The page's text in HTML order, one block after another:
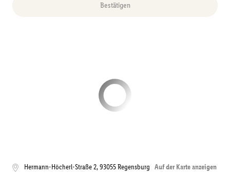
Bestätigen
Hermann-Höcherl-Straße 2,93055Regensburg Auf der Karte anzeigen